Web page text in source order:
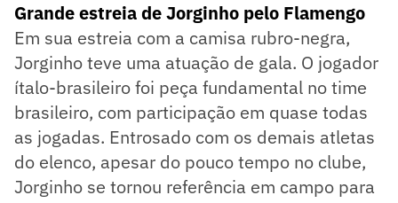
Grande estreia de Jorginho pelo Flamengo
Em sua estreia com a camisa rubro-negra,
Jorginho teve uma atuação de gala. O jogador
ítalo-brasileiro foi peça fundamental no time
brasileiro, com participação em quase todas
as jogadas. Entrosado com os demais atletas
do elenco, apesar do pouco tempo no clube,
Jorginho se tornou referência em campo para